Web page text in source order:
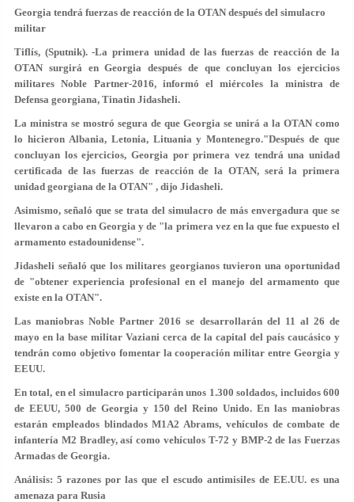
Georgia tendrá fuerzas de reacción de la OTAN después del simulacro
militar
Tiflís, (Sputnik). -La primera unidad de las fuerzas de reacción de la
OTAN surgirá en Georgia después de que concluyan los ejercicios
militares Noble Partner-2016, informó el miércoles la ministra de
Defensa georgiana, Tinatin Jidasheli.
La ministra se mostró segura de que Georgia se unirá a la OTAN como
lo hicieron Albania, Letonia, Lituania y Montenegro."Después de que
concluyan los ejercicios, Georgia por primera vez tendrá una unidad
certificada de las fuerzas de reacción de la OTAN, será la primera
unidad georgiana de la OTAN" , dijo Jidasheli.
Asimismo, señaló que se trata del simulacro de más envergadura que se
llevaron a cabo en Georgia y de "la primera vez en la que fue expuesto el
armamento estadounidense".
Jidasheli señaló que los militares georgianos tuvieron una oportunidad
de "obtener experiencia profesional en el manejo del armamento que
existe en la OTAN".
Las maniobras Noble Partner 2016 se desarrollarán del 11 al 26 de
mayo en la base militar Vaziani cerca de la capital del país caucásico y
tendrán como objetivo fomentar la cooperación militar entre Georgia y
EEUU.
En total, en el simulacro participarán unos 1.300 soldados, incluidos 600
de EEUU, 500 de Georgia y 150 del Reino Unido. En las maniobras
estarán empleados blindados M1A2 Abrams, vehículos de combate de
infantería M2 Bradley, así como vehículos T-72 y BMP-2 de las Fuerzas
Armadas de Georgia.
Análisis: 5 razones por las que el escudo antimisiles de EE.UU. es una
amenaza para Rusia